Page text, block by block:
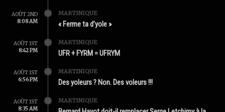
AOÛT 2ND
8:08 AM
MARTINIQUE
« Ferme ta d’yole »
AOÛT 1ST
8:42 PM
MARTINIQUE
UFR + FYRM = UFRYM
AOÛT 1ST
6:56 PM
MARTINIQUE
Des yoleurs ? Non. Des voleurs !!!
AOÛT 1ST
8:35 AM
MARTINIQUE